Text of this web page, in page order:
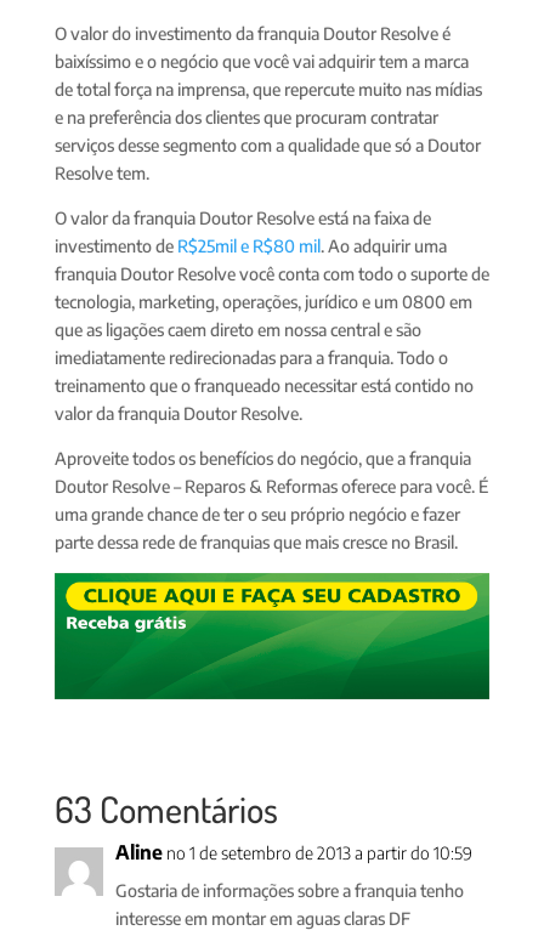
O valor do investimento da franquia Doutor Resolve é
baixíssimo e o negócio que você vai adquirir tem a marca
de total força na imprensa, que repercute muito nas mídias
e na preferência dos clientes que procuram contratar
serviços desse segmento com a qualidade que só a Doutor
Resolve tem.
O valor da franquia Doutor Resolve está na faixa de
investimento de R$25mil e R$80 mil. Ao adquirir uma
franquia Doutor Resolve você conta com todo o suporte de
tecnologia, marketing, operações, jurídico e um 0800 em
que as ligações caem direto em nossa central e são
imediatamente redirecionadas para a franquia. Todo o
treinamento que o franqueado necessitar está contido no
valor da franquia Doutor Resolve.
Aproveite todos os benefícios do negócio, que a franquia
Doutor Resolve – Reparos & Reformas oferece para você. É
uma grande chance de ter o seu próprio negócio e fazer
parte dessa rede de franquias que mais cresce no Brasil.
63 Comentários
Aline no 1 de setembro de 2013 a partir do 10:59
Gostaria de informações sobre a franquia tenho
interesse em montar em aguas claras DF